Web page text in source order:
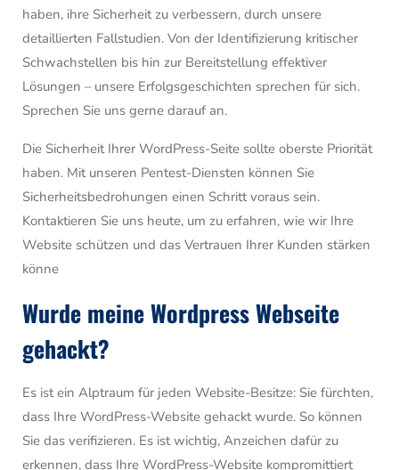
haben, ihre Sicherheit zu verbessern, durch unsere
detaillierten Fallstudien. Von der Identifizierung kritischer
Schwachstellen bis hin zur Bereitstellung effektiver
Lösungen – unsere Erfolgsgeschichten sprechen für sich.
Sprechen Sie uns gerne darauf an.
Die Sicherheit Ihrer WordPress-Seite sollte oberste Priorität
haben. Mit unseren Pentest-Diensten können Sie
Sicherheitsbedrohungen einen Schritt voraus sein.
Kontaktieren Sie uns heute, um zu erfahren, wie wir Ihre
Website schützen und das Vertrauen Ihrer Kunden stärken
könne
Wurde meine Wordpress Webseite
gehackt?
Es ist ein Alptraum für jeden Website-Besitze: Sie fürchten,
dass Ihre WordPress-Website gehackt wurde. So können
Sie das verifizieren. Es ist wichtig, Anzeichen dafür zu
erkennen, dass Ihre WordPress-Website kompromittiert